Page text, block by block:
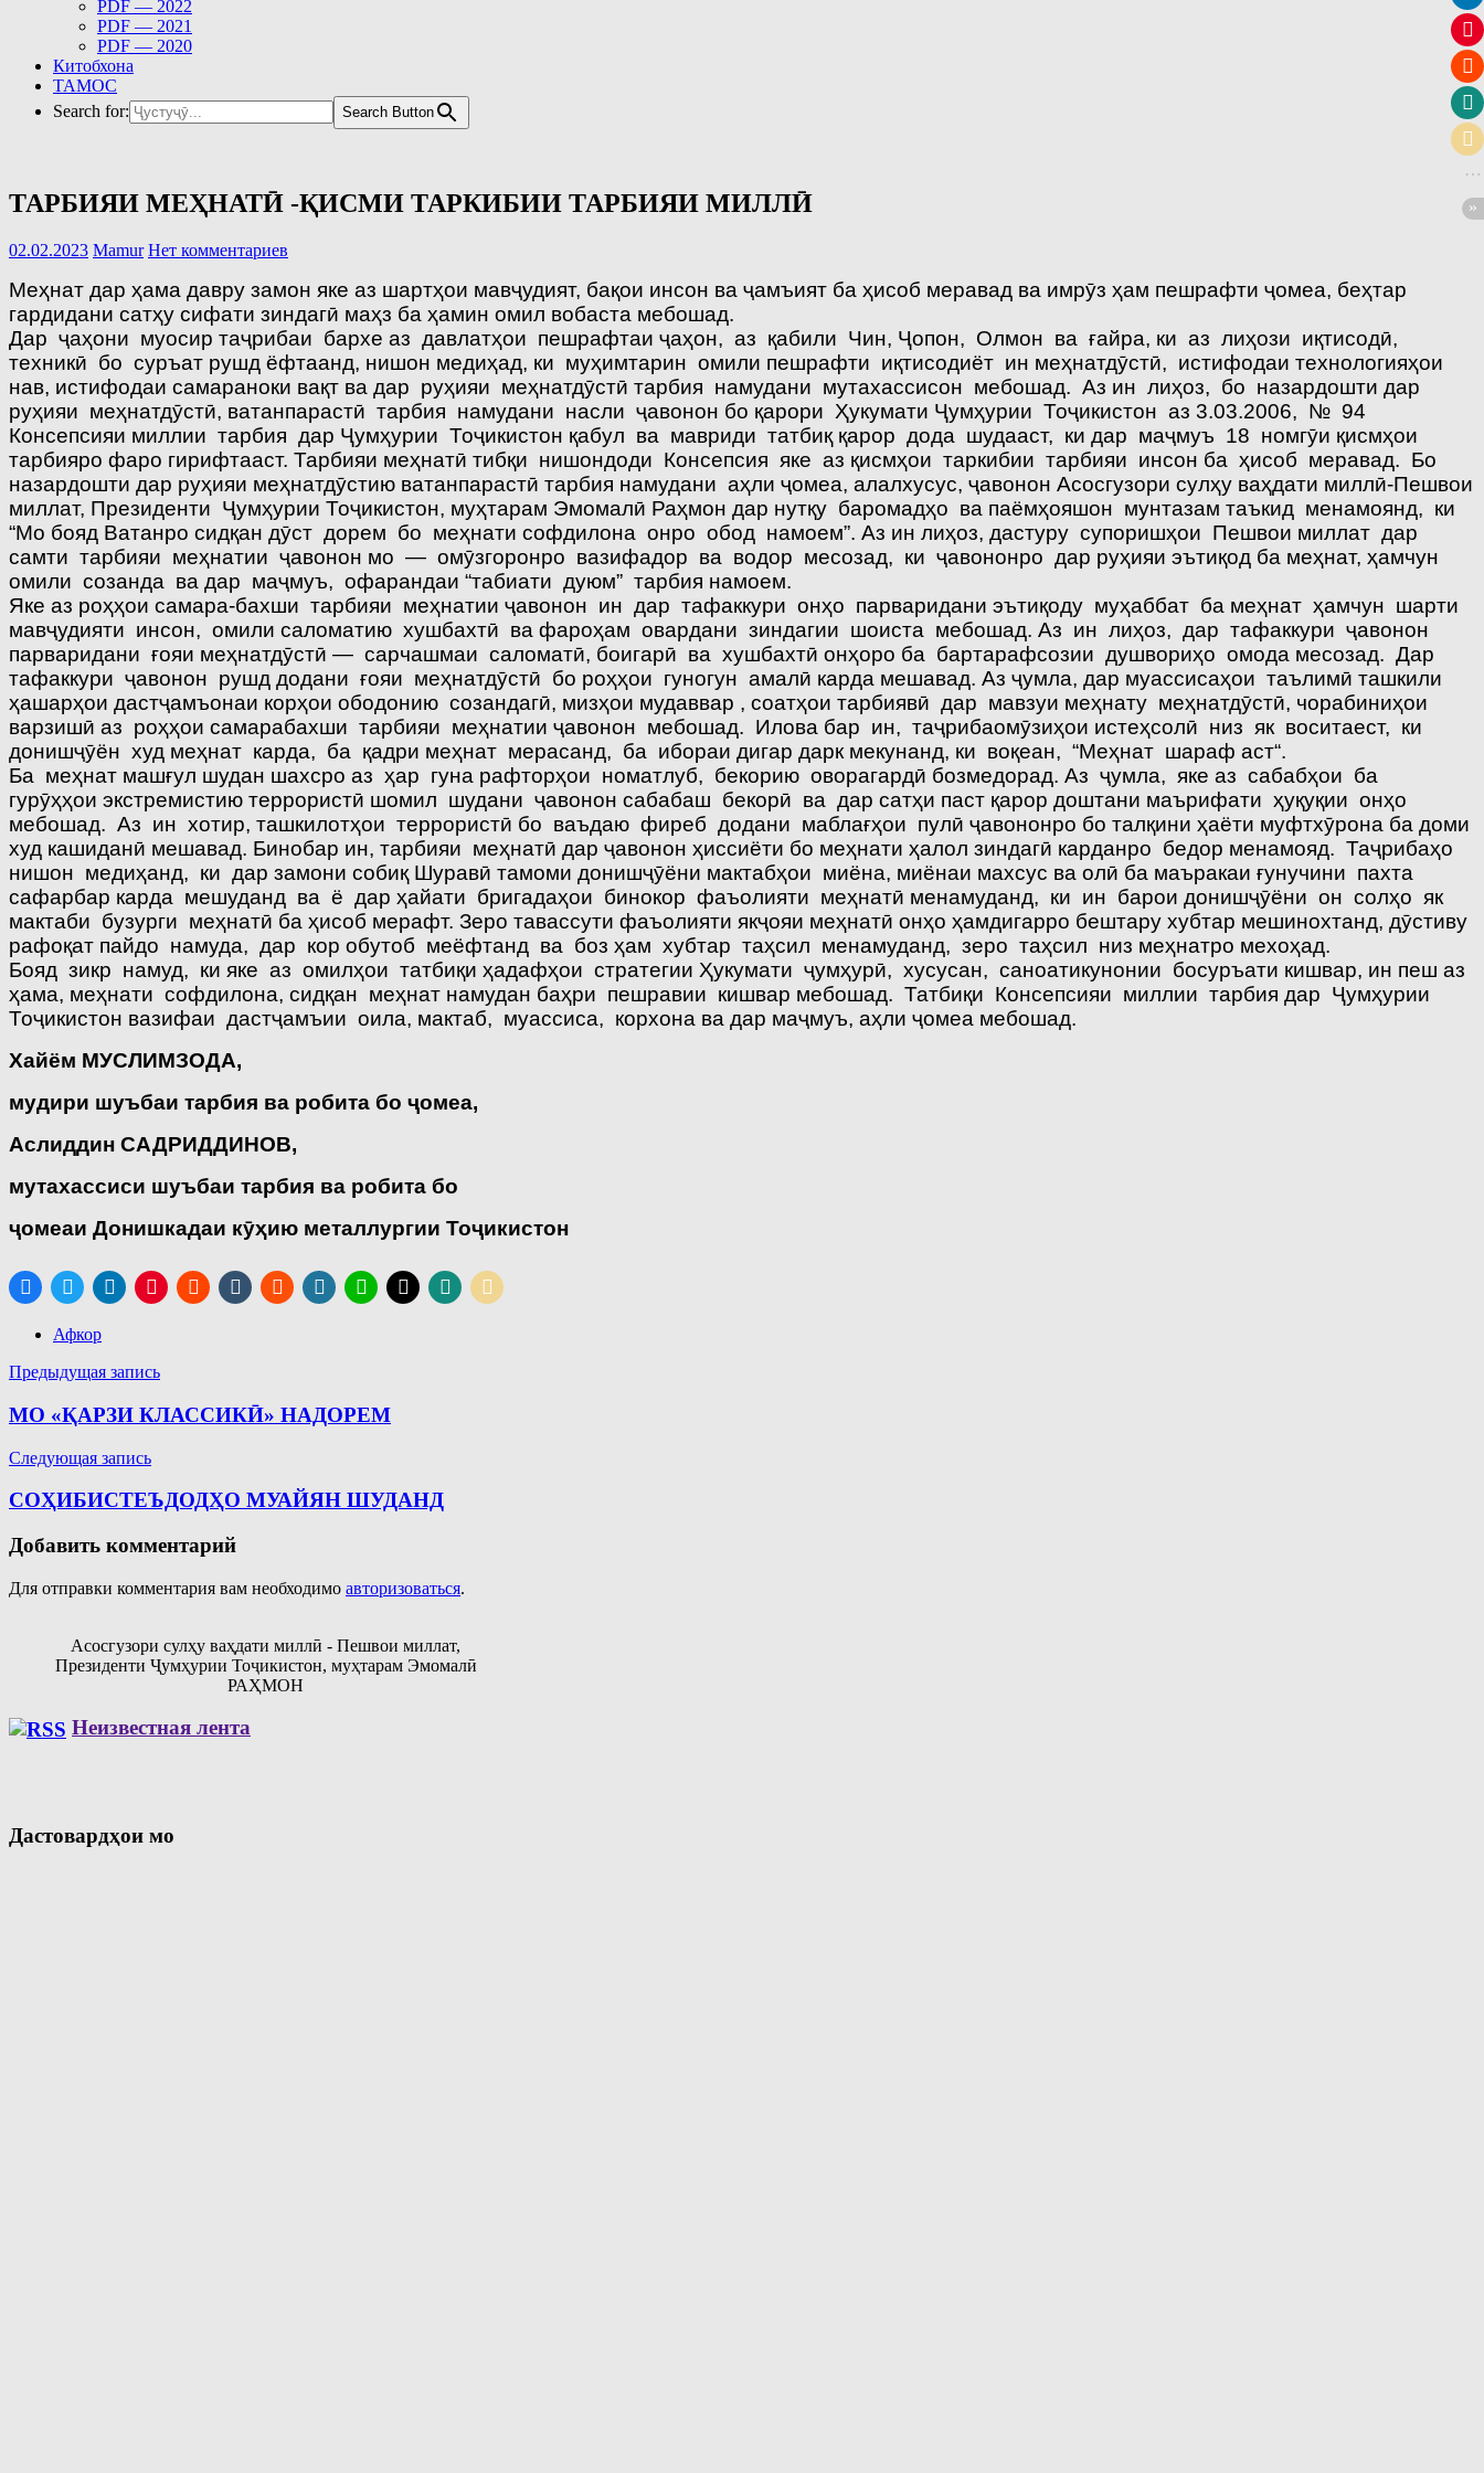
PDF — 2022
PDF — 2021
PDF — 2020
Китобхона
ТАМОС
Search for:
Search Button
ТАРБИЯИ МЕҲНАТӢ -ҚИСМИ ТАРКИБИИ ТАРБИЯИ МИЛЛӢ
02.02.2023 Mamur Нет комментариев
Меҳнат дар ҳама давру замон яке аз шартҳои мавҷудият, бақои инсон ва ҷамъият ба ҳисоб меравад ва имрӯз ҳам пешрафти ҷомеа, беҳтар
гардидани сатҳу сифати зиндагӣ маҳз ба ҳамин омил вобаста мебошад.
Дар ҷаҳони муосир таҷрибаи бархе аз давлатҳои пешрафтаи ҷаҳон, аз қабили Чин, Ҷопон, Олмон ва ғайра, ки аз лиҳози иқтисодӣ,
техникӣ бо суръат рушд ёфтаанд, нишон медиҳад, ки муҳимтарин омили пешрафти иқтисодиёт ин меҳнатдӯстӣ, истифодаи технологияҳои
нав, истифодаи самараноки вақт ва дар руҳияи меҳнатдӯстӣ тарбия намудани мутахассисон мебошад. Аз ин лиҳоз, бо назардошти дар
руҳияи меҳнатдӯстӣ, ватанпарастӣ тарбия намудани насли ҷавонон бо қарори Ҳукумати Ҷумҳурии Тоҷикистон аз 3.03.2006, № 94
Консепсияи миллии тарбия дар Ҷумҳурии Тоҷикистон қабул ва мавриди татбиқ қарор дода шудааст, ки дар маҷмуъ 18 номгӯи қисмҳои
тарбияро фаро гирифтааст. Тарбияи меҳнатӣ тибқи нишондоди Консепсия яке аз қисмҳои таркибии тарбияи инсон ба ҳисоб меравад. Бо
назардошти дар руҳияи меҳнатдӯстию ватанпарастӣ тарбия намудани аҳли ҷомеа, алалхусус, ҷавонон Асосгузори сулҳу ваҳдати миллӣ-Пешвои
миллат, Президенти Ҷумҳурии Тоҷикистон, муҳтарам Эмомалӣ Раҳмон дар нутқу баромадҳо ва паёмҳояшон мунтазам таъкид менамоянд, ки
“Мо бояд Ватанро сидқан дӯст дорем бо меҳнати софдилона онро обод намоем”. Аз ин лиҳоз, дастуру супоришҳои Пешвои миллат дар
самти тарбияи меҳнатии ҷавонон мо — омӯзгоронро вазифадор ва водор месозад, ки ҷавононро дар руҳияи эътиқод ба меҳнат, ҳамчун
омили созанда ва дар маҷмуъ, офарандаи “табиати дуюм” тарбия намоем.
Яке аз роҳҳои самара-бахши тарбияи меҳнатии ҷавонон ин дар тафаккури онҳо парваридани эътиқоду муҳаббат ба меҳнат ҳамчун шарти
мавҷудияти инсон, омили саломатию хушбахтӣ ва фароҳам овардани зиндагии шоиста мебошад. Аз ин лиҳоз, дар тафаккури ҷавонон
парваридани ғояи меҳнатдӯстӣ — сарчашмаи саломатӣ, боигарӣ ва хушбахтӣ онҳоро ба бартарафсозии душвориҳо омода месозад. Дар
тафаккури ҷавонон рушд додани ғояи меҳнатдӯстӣ бо роҳҳои гуногун амалӣ карда мешавад. Аз ҷумла, дар муассисаҳои таълимӣ ташкили
ҳашарҳои дастҷамъонаи корҳои ободонию созандагӣ, мизҳои мудаввар , соатҳои тарбиявӣ дар мавзуи меҳнату меҳнатдӯстӣ, чорабиниҳои
варзишӣ аз роҳҳои самарабахши тарбияи меҳнатии ҷавонон мебошад. Илова бар ин, таҷрибаомӯзиҳои истеҳсолӣ низ як воситаест, ки
донишҷӯён худ меҳнат карда, ба қадри меҳнат мерасанд, ба ибораи дигар дарк мекунанд, ки воқеан, “Меҳнат шараф аст“.
Ба меҳнат машғул шудан шахсро аз ҳар гуна рафторҳои номатлуб, бекорию оворагардӣ бозмедорад. Аз ҷумла, яке аз сабабҳои ба
гурӯҳҳои экстремистию террористӣ шомил шудани ҷавонон сабабаш бекорӣ ва дар сатҳи паст қарор доштани маърифати ҳуқуқии онҳо
мебошад. Аз ин хотир, ташкилотҳои террористӣ бо ваъдаю фиреб додани маблағҳои пулӣ ҷавононро бо талқини ҳаёти муфтхӯрона ба доми
худ кашиданӣ мешавад. Бинобар ин, тарбияи меҳнатӣ дар ҷавонон ҳиссиёти бо меҳнати ҳалол зиндагӣ карданро бедор менамояд. Таҷрибаҳо
нишон медиҳанд, ки дар замони собиқ Шуравӣ тамоми донишҷӯёни мактабҳои миёна, миёнаи махсус ва олӣ ба маъракаи ғунучини пахта
сафарбар карда мешуданд ва ё дар ҳайати бригадаҳои бинокор фаъолияти меҳнатӣ менамуданд, ки ин барои донишҷӯёни он солҳо як
мактаби бузурги меҳнатӣ ба ҳисоб мерафт. Зеро тавассути фаъолияти якҷояи меҳнатӣ онҳо ҳамдигарро бештару хубтар мешинохтанд, дӯстиву
рафоқат пайдо намуда, дар кор обутоб меёфтанд ва боз ҳам хубтар таҳсил менамуданд, зеро таҳсил низ меҳнатро мехоҳад.
Бояд зикр намуд, ки яке аз омилҳои татбиқи ҳадафҳои стратегии Ҳукумати ҷумҳурӣ, хусусан, саноатикунонии босуръати кишвар, ин пеш аз
ҳама, меҳнати софдилона, сидқан меҳнат намудан баҳри пешравии кишвар мебошад. Татбиқи Консепсияи миллии тарбия дар Ҷумҳурии
Тоҷикистон вазифаи дастҷамъии оила, мактаб, муассиса, корхона ва дар маҷмуъ, аҳли ҷомеа мебошад.
Хайём МУСЛИМЗОДА,
мудири шуъбаи тарбия ва робита бо ҷомеа,
Аслиддин САДРИДДИНОВ,
мутахассиси шуъбаи тарбия ва робита бо
ҷомеаи Донишкадаи кӯҳию металлургии Тоҷикистон
Афкор
Навигация
по
записям
Предыдущая запись
МО «ҚАРЗИ КЛАССИКӢ» НАДОРЕМ
Следующая запись
СОҲИБИСТЕЪДОДҲО МУАЙЯН ШУДАНД
Добавить комментарий
Для отправки комментария вам необходимо авторизоваться.
Асосгузори сулҳу ваҳдати миллӣ - Пешвои миллат,
Президенти Ҷумҳурии Тоҷикистон, муҳтарам Эмомалӣ
РАҲМОН
Неизвестная лента
Дастовардҳои мо